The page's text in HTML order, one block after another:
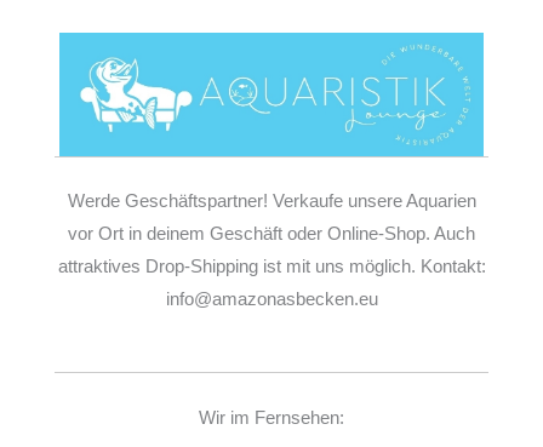
Werde Geschäftspartner! Verkaufe unsere Aquarien
vor Ort in deinem Geschäft oder Online-Shop. Auch
attraktives Drop-Shipping ist mit uns möglich. Kontakt:
info@amazonasbecken.eu
Wir im Fernsehen: